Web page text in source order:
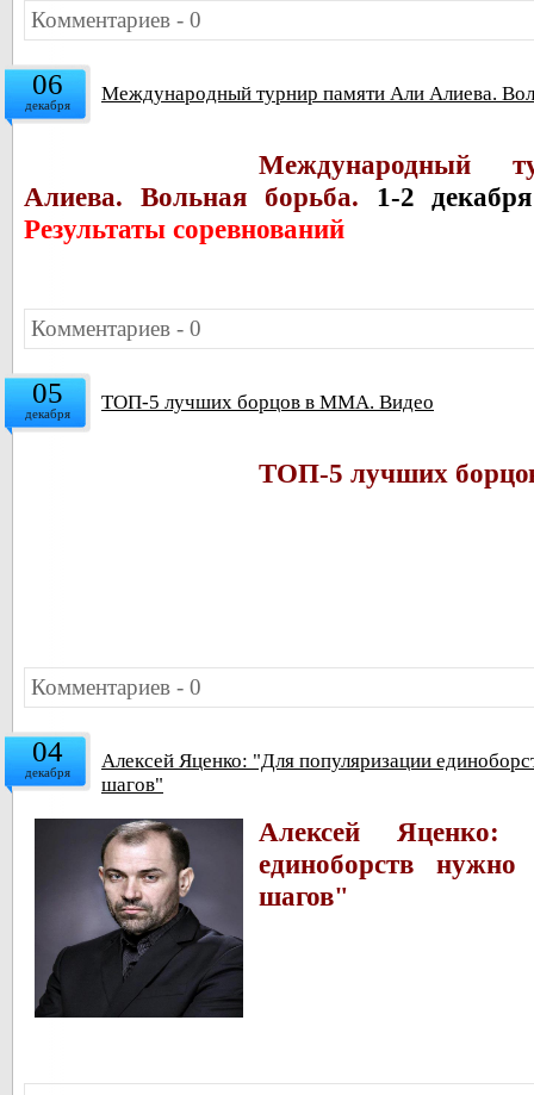
Комментариев - 0
06
декабря Международный турнир памяти Али Алиева.
Международный
Алиева. Вольная борьба. 1-2
Результаты соревнований
Комментариев - 0
05
декабря ТОП-5 лучших борцов в ММА. Видео
ТОП-5 лучших
Комментариев - 0
04
декабря
Алексей Яценко: "Для популяризации
шагов"
Алексей Яценко:
единоборств
шагов"